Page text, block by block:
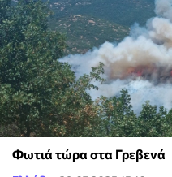
Φωτιά τώρα στα Γρεβενά